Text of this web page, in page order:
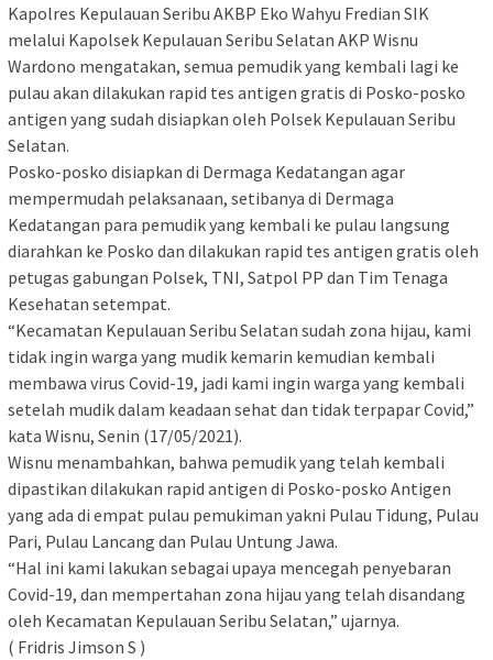
Kapolres Kepulauan Seribu AKBP Eko Wahyu Fredian SIK
melalui Kapolsek Kepulauan Seribu Selatan AKP Wisnu
Wardono mengatakan, semua pemudik yang kembali lagi ke
pulau akan dilakukan rapid tes antigen gratis di Posko-posko
antigen yang sudah disiapkan oleh Polsek Kepulauan Seribu
Selatan.
Posko-posko disiapkan di Dermaga Kedatangan agar
mempermudah pelaksanaan, setibanya di Dermaga
Kedatangan para pemudik yang kembali ke pulau langsung
diarahkan ke Posko dan dilakukan rapid tes antigen gratis oleh
petugas gabungan Polsek, TNI, Satpol PP dan Tim Tenaga
Kesehatan setempat.
“Kecamatan Kepulauan Seribu Selatan sudah zona hijau, kami
tidak ingin warga yang mudik kemarin kemudian kembali
membawa virus Covid-19, jadi kami ingin warga yang kembali
setelah mudik dalam keadaan sehat dan tidak terpapar Covid,”
kata Wisnu, Senin (17/05/2021).
Wisnu menambahkan, bahwa pemudik yang telah kembali
dipastikan dilakukan rapid antigen di Posko-posko Antigen
yang ada di empat pulau pemukiman yakni Pulau Tidung, Pulau
Pari, Pulau Lancang dan Pulau Untung Jawa.
“Hal ini kami lakukan sebagai upaya mencegah penyebaran
Covid-19, dan mempertahan zona hijau yang telah disandang
oleh Kecamatan Kepulauan Seribu Selatan,” ujarnya.
( Fridris Jimson S )